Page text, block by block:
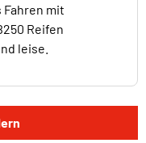
mit
Reifen
leise.